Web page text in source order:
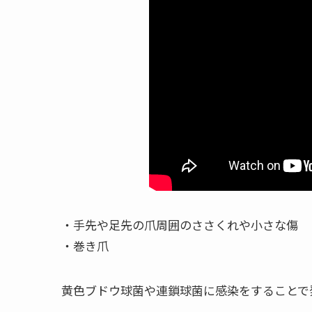
・手先や足先の爪周囲のささくれや小さな傷
・巻き爪
黄色ブドウ球菌や連鎖球菌に感染をすることで